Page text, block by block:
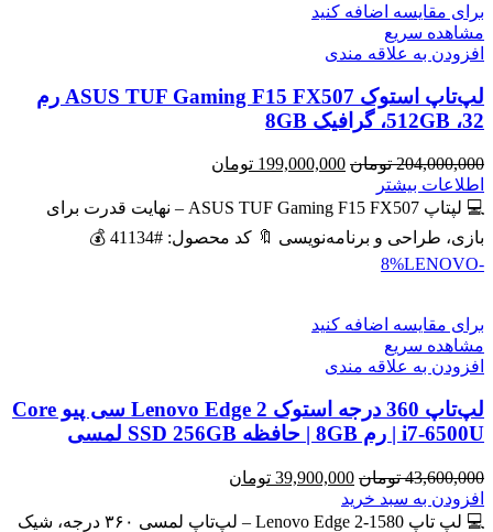
برای مقایسه اضافه کنید
مشاهده سریع
افزودن به علاقه مندی
لپ‌تاپ استوک ASUS TUF Gaming F15 FX507 رم
32، 512GB، گرافیک 8GB
204,000,000 تومان قیمت
204,000,000 تومان
199,000,000 تومان
199,000,000 تومان
است.
اطلاعات بیشتر
💻 لپتاپ ASUS TUF Gaming F15 FX507 – نهایت قدرت برای
بازی، طراحی و برنامه‌نویسی 🔖 کد محصول: #41134 💰
-8%
LENOVO
برای مقایسه اضافه کنید
مشاهده سریع
افزودن به علاقه مندی
لپ‌تاپ 360 درجه استوک Lenovo Edge 2 سی پیو Core
i7-6500U | رم 8GB | حافظه SSD 256GB لمسی
43,600,000 تومان قیمت
اصلی
43,600,000 تومان
39,900,000 تومان
39,900,000 تومان
افزودن به سبد خرید
💻 لپ تاپ Lenovo Edge 2-1580 – لپ‌تاپ لمسی ۳۶۰ درجه، شیک